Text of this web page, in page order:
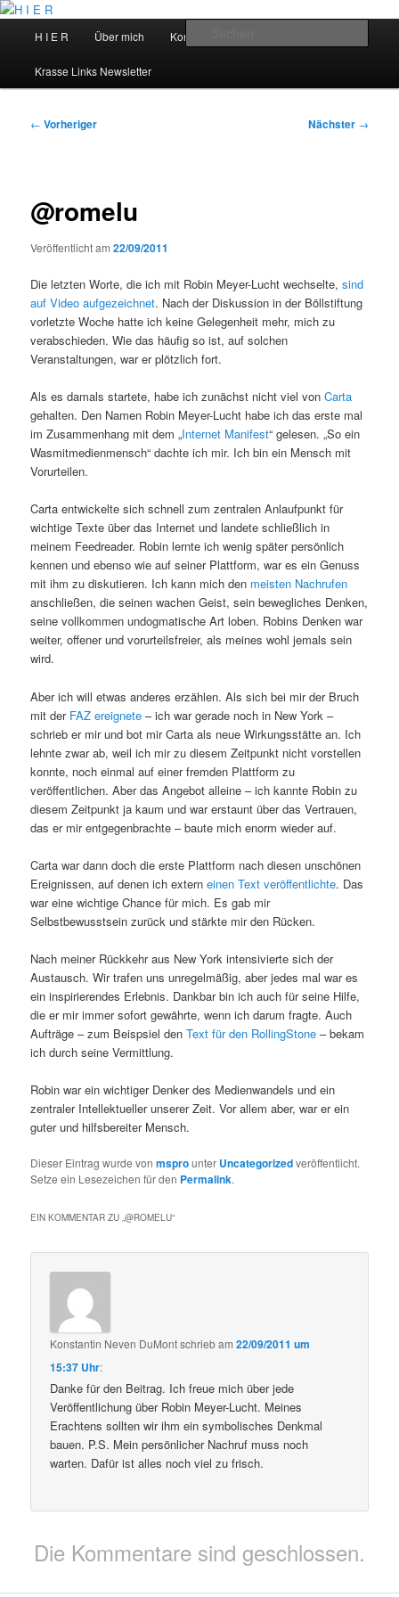
Zum
springenH I E R
H I E R Über mich Kontakt
Krasse Links Newsletter
Beitragsnavigation
← Vorheriger Nächster →
@romelu
Veröffentlicht am22/09/2011
Die letzten Worte, die ich mit Robin Meyer-Lucht wechselte,sind
auf Video aufgezeichnet. Nach der Diskussion in der Böllstiftung
vorletzte Woche hatte ich keine Gelegenheit mehr, mich zu
verabschieden. Wie das häufig so ist, auf solchen
Veranstaltungen, war er plötzlich fort.
Als es damals startete, habe ich zunächst nicht viel vonCarta
gehalten. Den Namen Robin Meyer-Lucht habe ich das erste mal
im Zusammenhang mit dem „Internet Manifest“ gelesen. „So ein
Wasmitmedienmensch“ dachte ich mir. Ich bin ein Mensch mit
Vorurteilen.
Carta entwickelte sich schnell zum zentralen Anlaufpunkt für
wichtige Texte über das Internet und landete schließlich in
meinem Feedreader. Robin lernte ich wenig später persönlich
kennen und ebenso wie auf seiner Plattform, war es ein Genuss
mit ihm zu diskutieren. Ich kann mich den meisten Nachrufen
anschließen, die seinen wachen Geist, sein bewegliches Denken,
seine vollkommen undogmatische Art loben. Robins Denken war
weiter, offener und vorurteilsfreier, als meines wohl jemals sein
wird.
Aber ich will etwas anderes erzählen. Als sich bei mir der Bruch
mit der FAZ ereignete – ich war gerade noch in New York –
schrieb er mir und bot mir Carta als neue Wirkungsstätte an. Ich
lehnte zwar ab, weil ich mir zu diesem Zeitpunkt nicht vorstellen
konnte, noch einmal auf einer fremden Plattform zu
veröffentlichen. Aber das Angebot alleine – ich kannte Robin zu
diesem Zeitpunkt ja kaum und war erstaunt über das Vertrauen,
das er mir entgegenbrachte – baute mich enorm wieder auf.
Carta war dann doch die erste Plattform nach diesen unschönen
Ereignissen, auf denen ich externeinen Text veröffentlichte. Das
war eine wichtige Chance für mich. Es gab mir
Selbstbewusstsein zurück und stärkte mir den Rücken.
Nach meiner Rückkehr aus New York intensivierte sich der
Austausch. Wir trafen uns unregelmäßig, aber jedes mal war es
ein inspirierendes Erlebnis. Dankbar bin ich auch für seine Hilfe,
die er mir immer sofort gewährte, wenn ich darum fragte. Auch
Aufträge – zum Beispsiel denText für den RollingStone – bekam
ich durch seine Vermittlung.
Robin war ein wichtiger Denker des Medienwandels und ein
zentraler Intellektueller unserer Zeit. Vor allem aber, war er ein
guter und hilfsbereiter Mensch.
Dieser Eintrag wurde vonmsprounter Uncategorizedveröffentlicht.
Setze ein Lesezeichen für den Permalink.
EIN KOMMENTAR ZU „@ROMELU“
Konstantin Neven DuMontschriebam22/09/2011 um
15:37 Uhr:
Danke für den Beitrag. Ich freue mich über jede
Veröffentlichung über Robin Meyer-Lucht. Meines
Erachtens sollten wir ihm ein symbolisches Denkmal
bauen. P.S. Mein persönlicher Nachruf muss noch
warten. Dafür ist alles noch viel zu frisch.
Die Kommentare sind geschlossen.